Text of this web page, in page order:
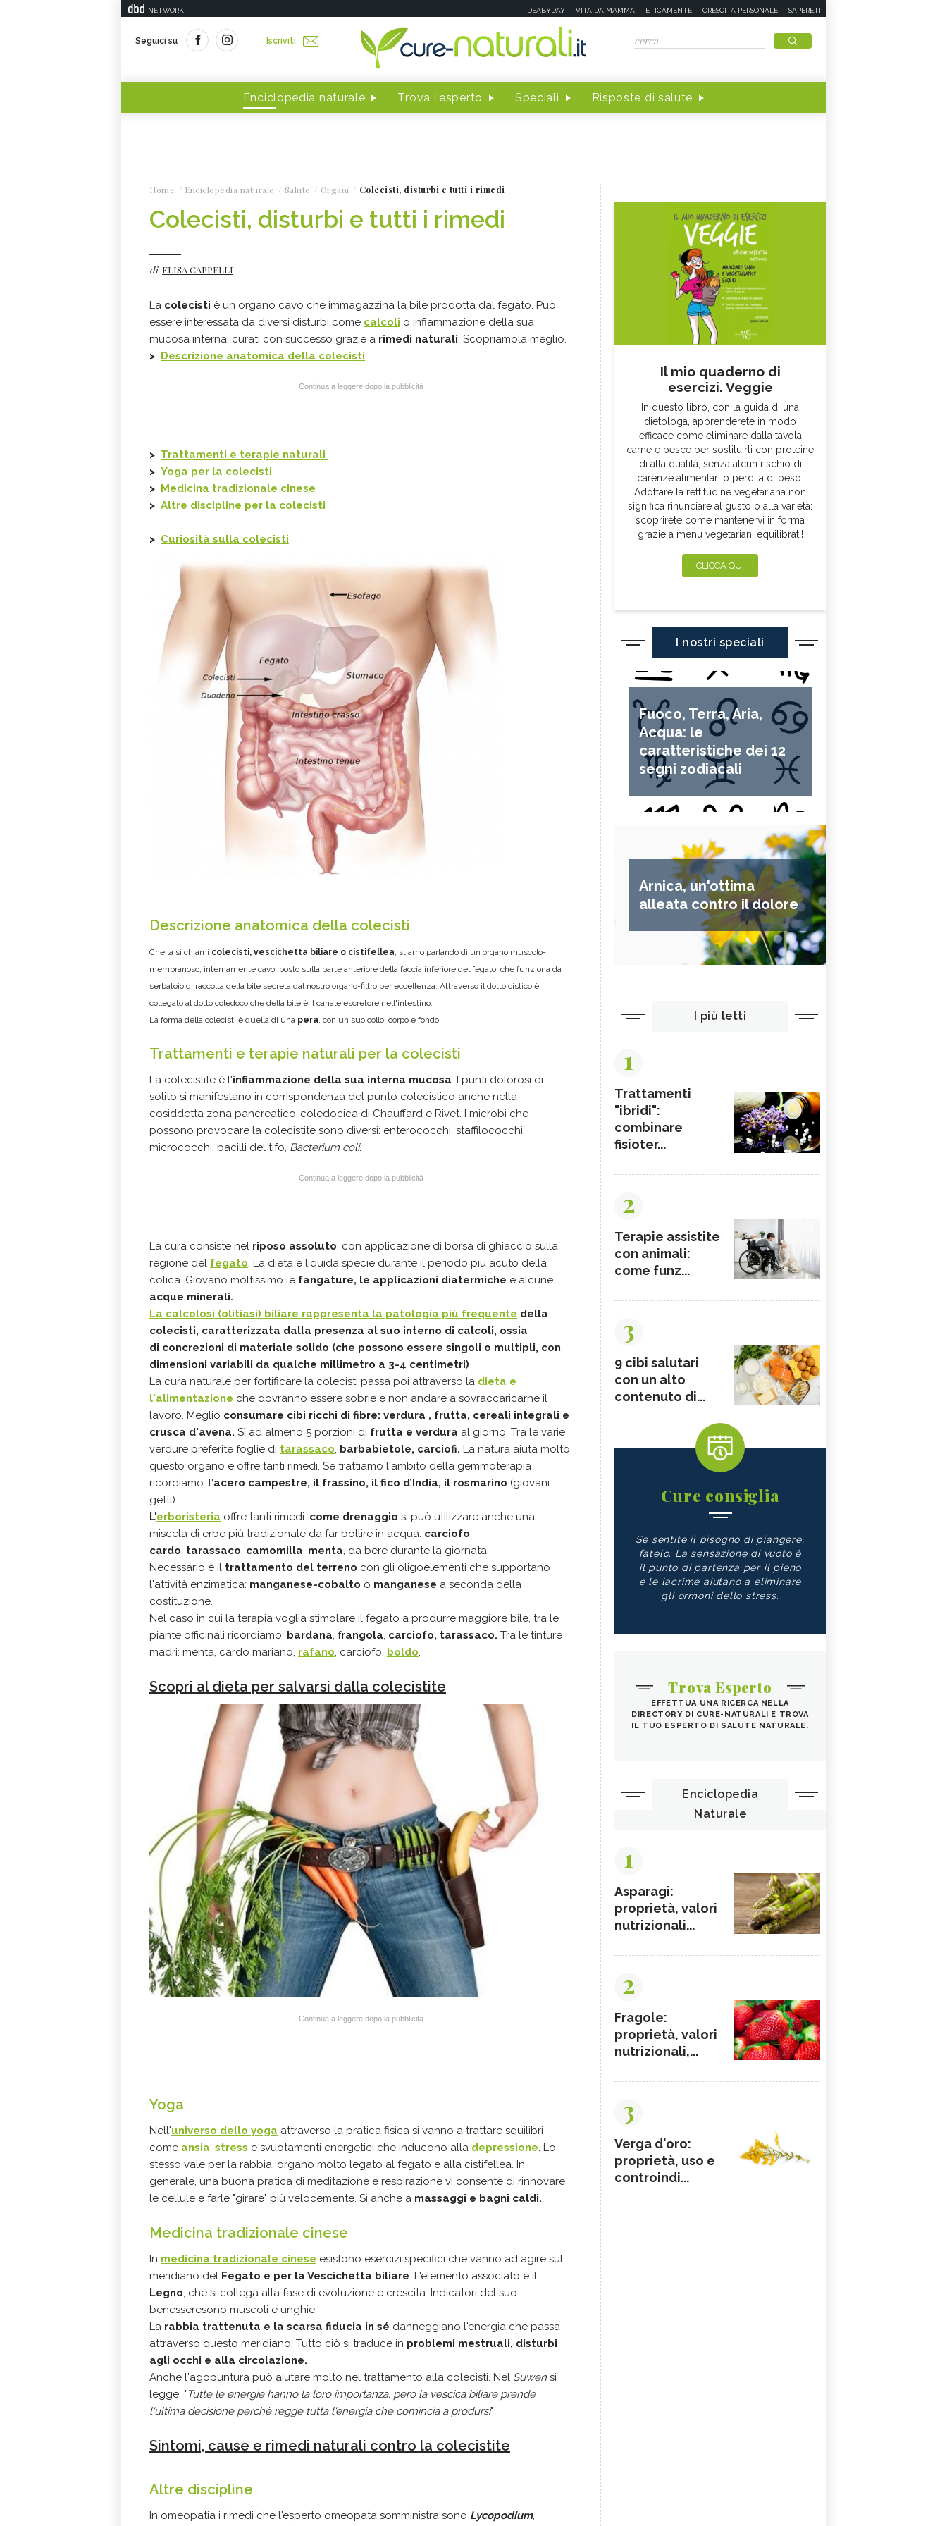
NETWORK DEABYDAY VITA DA MAMMA ETICAMENTE CRESCITA PERSONALE SAPERE.IT
Seguici su Iscriviti
Enciclopedia naturale Trova l'esperto Speciali Risposte di salute
Home Enciclopedia naturale Salute Organi Colecisti, disturbi e tutti i rimedi
Colecisti, disturbi e tutti i rimedi
di ELISA CAPPELLI
La colecisti è un organo cavo che immagazzina la bile prodotta dal fegato. Può
essere interessata da diversi disturbi come calcoli o infiammazione della sua
mucosa interna, curati con successo grazie a rimedi naturali. Scopriamola meglio.
> Descrizione anatomica della colecisti
Continua a leggere dopo la pubblicità
> Trattamenti e terapie naturali
> Yoga per la colecisti
> Medicina tradizionale cinese
> Altre discipline per la colecisti
> Curiosità sulla colecisti
Descrizione anatomica della colecisti
Che la si chiami colecisti, vescichetta biliare o cistifellea, stiamo parlando di un organo muscolo-
membranoso, internamente cavo, posto sulla parte anteriore della faccia inferiore del fegato, che funziona da
serbatoio di raccolta della bile secreta dal nostro organo-filtro per eccellenza. Attraverso il dotto cistico è
collegato al dotto coledoco che della bile è il canale escretore nell'intestino.
La forma della colecisti è quella di una pera, con un suo collo, corpo e fondo.
Trattamenti e terapie naturali per la colecisti
La colecistite è l'infiammazione della sua interna mucosa. I punti dolorosi di
solito si manifestano in corrispondenza del punto colecistico anche nella
cosiddetta zona pancreatico-coledocica di Chauffard e Rivet. I microbi che
possono provocare la colecistite sono diversi: enterococchi, staffilococchi,
micrococchi, bacilli del tifo, Bacterium coli.
Continua a leggere dopo la pubblicità
La cura consiste nel riposo assoluto, con applicazione di borsa di ghiaccio sulla
regione del fegato. La dieta è liquida specie durante il periodo più acuto della
colica. Giovano moltissimo le fangature, le applicazioni diatermiche e alcune
acque minerali.
La calcolosi (olitiasi) biliare rappresenta la patologia più frequente della
colecisti, caratterizzata dalla presenza al suo interno di calcoli, ossia
di concrezioni di materiale solido (che possono essere singoli o multipli, con
dimensioni variabili da qualche millimetro a 3-4 centimetri)
La cura naturale per fortificare la colecisti passa poi attraverso la dieta e
l'alimentazione che dovranno essere sobrie e non andare a sovraccaricarne il
lavoro. Meglio consumare cibi ricchi di fibre: verdura , frutta, cereali integrali e
crusca d'avena. Sì ad almeno 5 porzioni di frutta e verdura al giorno. Tra le varie
verdure preferite foglie di tarassaco, barbabietole, carciofi. La natura aiuta molto
questo organo e offre tanti rimedi. Se trattiamo l'ambito della gemmoterapia
ricordiamo: l'acero campestre, il frassino, il fico d’India, il rosmarino (giovani
getti).
L'erboristeria offre tanti rimedi: come drenaggio si può utilizzare anche una
miscela di erbe più tradizionale da far bollire in acqua: carciofo,
cardo, tarassaco, camomilla, menta, da bere durante la giornata.
Necessario è il trattamento del terreno con gli oligoelementi che supportano
l'attività enzimatica: manganese-cobalto o manganese a seconda della
costituzione.
Nel caso in cui la terapia voglia stimolare il fegato a produrre maggiore bile, tra le
piante officinali ricordiamo: bardana, frangola, carciofo, tarassaco. Tra le tinture
madri: menta, cardo mariano, rafano, carciofo, boldo.
Scopri al dieta per salvarsi dalla colecistite
Continua a leggere dopo la pubblicità
Yoga
Nell'universo dello yoga attraverso la pratica fisica si vanno a trattare squilibri
come ansia, stress e svuotamenti energetici che inducono alla depressione. Lo
stesso vale per la rabbia, organo molto legato al fegato e alla cistifellea. In
generale, una buona pratica di meditazione e respirazione vi consente di rinnovare
le cellule e farle "girare" più velocemente. Sì anche a massaggi e bagni caldi.
Medicina tradizionale cinese
In medicina tradizionale cinese esistono esercizi specifici che vanno ad agire sul
meridiano del Fegato e per la Vescichetta biliare. L'elemento associato è il
Legno, che si collega alla fase di evoluzione e crescita. Indicatori del suo
benesseresono muscoli e unghie.
La rabbia trattenuta e la scarsa fiducia in sé danneggiano l'energia che passa
attraverso questo meridiano. Tutto ciò si traduce in problemi mestruali, disturbi
agli occhi e alla circolazione.
Anche l'agopuntura può aiutare molto nel trattamento alla colecisti. Nel Suwen si
legge: " Tutte le energie hanno la loro importanza, però la vescica biliare prende
l'ultima decisione perchè regge tutta l'energia che comincia a prodursi"
Sintomi, cause e rimedi naturali contro la colecistite
Altre discipline
In omeopatia i rimedi che l'esperto omeopata somministra sono Lycopodium,
Il mio quaderno di
esercizi. Veggie
In questo libro, con la guida di una
dietologa, apprenderete in modo
efficace come eliminare dalla tavola
carne e pesce per sostituirli con proteine
di alta qualità, senza alcun rischio di
carenze alimentari o perdita di peso.
Adottare la rettitudine vegetariana non
significa rinunciare al gusto o alla varietà:
scoprirete come mantenervi in forma
grazie a menu vegetariani equilibrati!
CLICCA QUI
I nostri speciali
Fuoco, Terra, Aria,
Acqua: le
caratteristiche dei 12
segni zodiacali
Arnica, un'ottima
alleata contro il dolore
I più letti
1
Trattamenti
"ibridi":
combinare
fisioter...
2
Terapie assistite
con animali:
come funz...
3
9 cibi salutari
con un alto
contenuto di...
Cure consiglia
Se sentite il bisogno di piangere,
fatelo. La sensazione di vuoto è
il punto di partenza per il pieno
e le lacrime aiutano a eliminare
gli ormoni dello stress.
Trova Esperto
EFFETTUA UNA RICERCA NELLA
DIRECTORY DI CURE-NATURALI E TROVA
IL TUO ESPERTO DI SALUTE NATURALE.
Enciclopedia
Naturale
1
Asparagi:
proprietà, valori
nutrizionali...
2
Fragole:
proprietà, valori
nutrizionali,...
3
Verga d'oro:
proprietà, uso e
controindi...